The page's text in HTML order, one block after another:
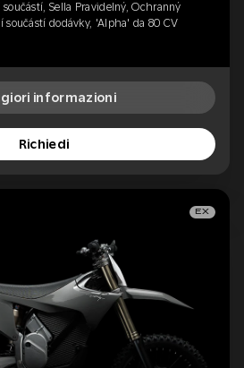
Sella Pravidelný, Ochranný
dodávky, 'Alpha' da 80 CV
informazioni
Richiedi
EX